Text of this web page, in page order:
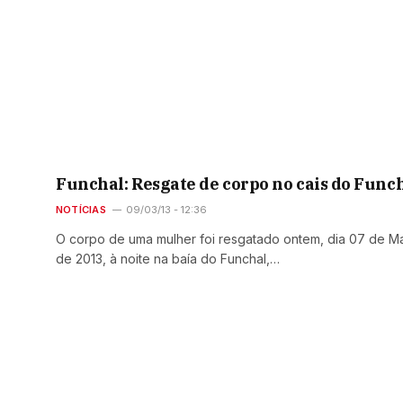
Funchal: Resgate de corpo no cais do
NOTÍCIAS 09/03/13 - 12:36
O corpo de uma mulher foi resgatado ontem, dia 07 de
de 2013, à noite na baía do Funchal,…